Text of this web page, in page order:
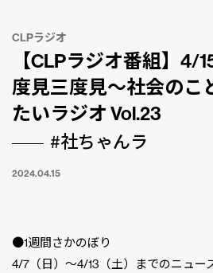
CLPラジオ
【CLPラジオ番組】
度見三度見〜社会のこ
たいラジオ Vol.23
#社ちゃんラ
2024.04.15
●1週間さかのぼり
4/7（日）〜4/13（土）までのニュー